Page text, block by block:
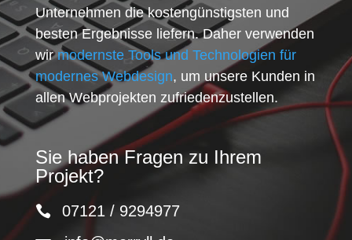
Unternehmen die kostengünstigsten und
besten Ergebnisse liefern. Daher verwenden
wirmodernste Tools und Technologien für
modernes Webdesign, um unsere Kunden in
allen Webprojekten zufriedenzustellen.
Sie haben Fragen zu Ihrem
Projekt?
07121 / 9294977